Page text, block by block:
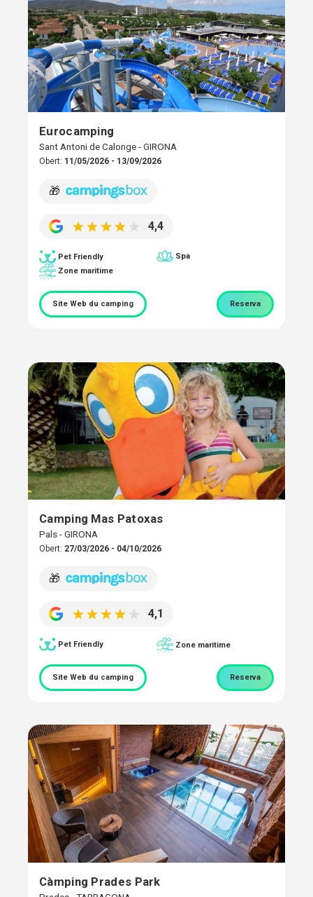
Eurocamping
Sant Antoni de Calonge - GIRONA
Obert: 11/05/2026 - 13/09/2026
🎁
4,4
Pet Friendly
Spa
Zone maritime
Site Web du camping Reserva
Camping Mas Patoxas
Pals - GIRONA
Obert: 27/03/2026 - 04/10/2026
🎁
4,1
Pet Friendly Zone maritime
Site Web du camping Reserva
Càmping Prades Park